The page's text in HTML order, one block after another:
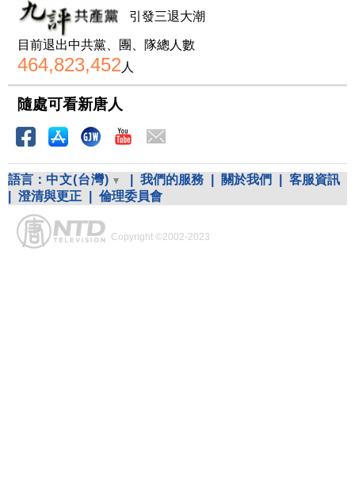
引發三退大潮
目前退出中共黨、團、隊總人數
464,823,452 人
隨處可看新唐人
語言： 中文(台灣) 我們的服務 關於我們
客服資訊
澄清與更正 倫理委員會
Copyright ©2002-2023